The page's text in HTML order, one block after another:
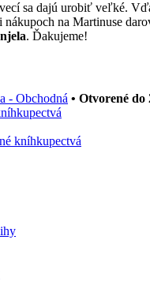
sa dajú urobiť veľké.
nákupoch na Martinuse
. Ďakujeme!
- Obchodná • Otvorené do
kníhkupectvá